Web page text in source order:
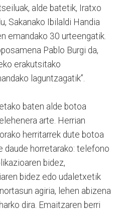
alde batetik, Iratxo
Sakanako Ibilaldi Handia
emandako 30 urteengatik.
Pablo Burgi da,
erakutsitako
laguntzagatik”.
baten alde botoa
arte. Herrian
herritarrek dute botoa
daude horretarako: telefono
bidez,
bidez edo udaletxetik
agiria, lehen abizena
dira. Emaitzaren berri